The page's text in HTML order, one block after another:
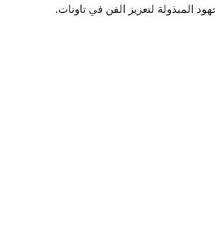
المبذولة لتعزيز الفن في تاونات.